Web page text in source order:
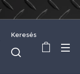
Keresés